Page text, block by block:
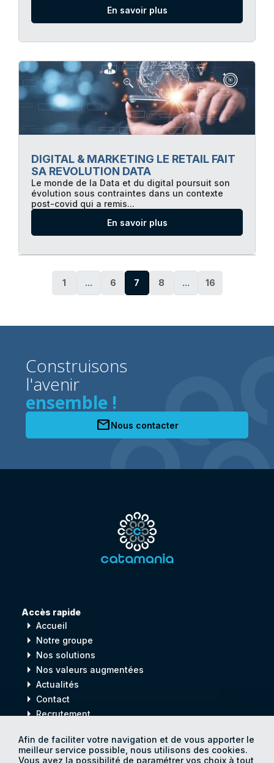
Afin de faciliter votre navigation et de vous apporter le
meilleur service possible, nous utilisons des cookies.
Vous avez la possibilité de paramétrer vos choix à tout
En savoir plus
DIGITAL & MARKETING LE RETAIL FAIT
SA REVOLUTION DATA
Le monde de la Data et du digital poursuit son
évolution sous contraintes dans un contexte
post-covid qui a remis...
En savoir plus
1 ... 6 7 8 ... 16
Construisons
l'avenir
ensemble !
mailNous contacter
Accès rapide
arrow_right Accueil
arrow_right Notre groupe
arrow_right Nos solutions
arrow_right Nos valeurs augmentées
arrow_right Actualités
arrow_right Contact
arrow_rightRecrutement
Digitalprocess